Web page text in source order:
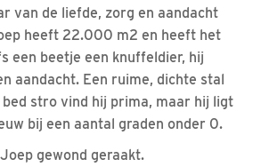
van de liefde, zorg en aandacht
heeft 22.000 m2 en heeft het
een beetje een knuffeldier, hij
aandacht. Een ruime, dichte stal
stro vind hij prima, maar hij ligt
bij een aantal graden onder 0.
gewond geraakt.